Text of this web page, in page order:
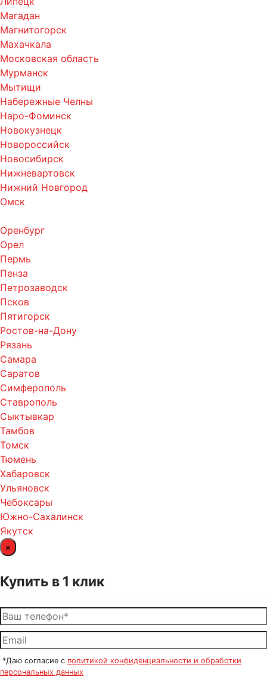
Магадан
Магнитогорск
Махачкала
Московская область
Мурманск
Мытищи
Набережные Челны
Наро-Фоминск
Новокузнецк
Новороссийск
Новосибирск
Нижневартовск
Нижний Новгород
Омск
Оренбург
Орел
Пермь
Пенза
Петрозаводск
Псков
Пятигорск
Ростов-на-Дону
Рязань
Самара
Саратов
Симферополь
Ставрополь
Сыктывкар
Тамбов
Томск
Тюмень
Хабаровск
Ульяновск
Чебоксары
Южно-Сахалинск
Якутск
×
Купить в 1 клик
*Даю согласие с политикой конфиденциальности и обработки
персональных данных